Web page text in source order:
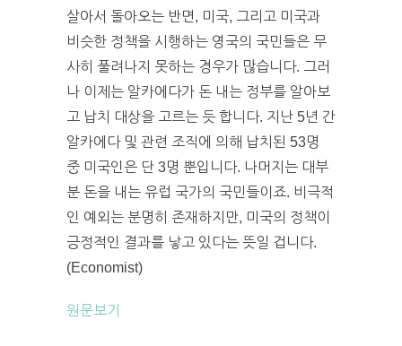
살아서 돌아오는 반면, 미국, 그리고 미국과
비슷한 정책을 시행하는 영국의 국민들은 무
사히 풀려나지 못하는 경우가 많습니다. 그러
나 이제는 알카에다가 돈 내는 정부를 알아보
고 납치 대상을 고르는 듯 합니다. 지난 5년 간
알카에다 및 관련 조직에 의해 납치된 53명
중 미국인은 단 3명 뿐입니다. 나머지는 대부
분 돈을 내는 유럽 국가의 국민들이죠. 비극적
인 예외는 분명히 존재하지만, 미국의 정책이
긍정적인 결과를 낳고 있다는 뜻일 겁니다.
(Economist)
원문보기